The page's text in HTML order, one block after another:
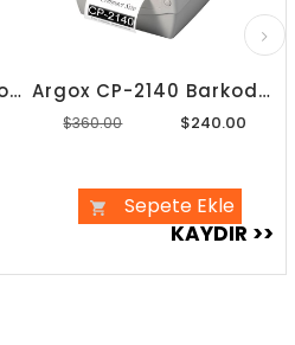
Argox OS-2130D Barkod Yazıcı Argox CP-2140 Barkod Yazıcı
$240.00
$360.00
Sepete Ekle